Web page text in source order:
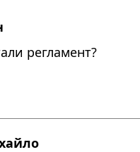
регламент?